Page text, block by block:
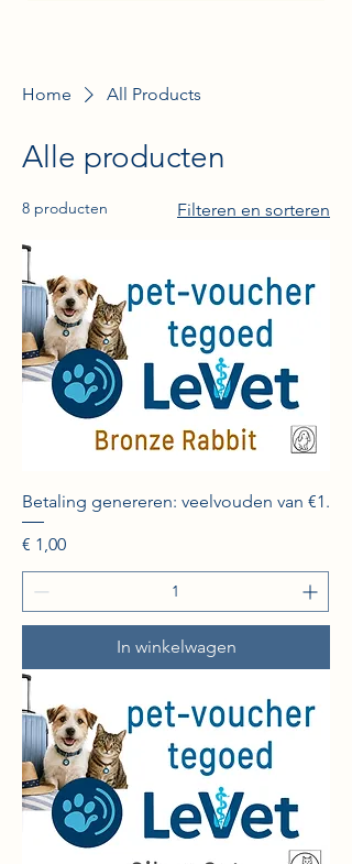
Home All Products
Alle producten
8 producten Filteren en sorteren
Betaling genereren: veelvouden van €1.
Prijs
€ 1,00
In winkelwagen